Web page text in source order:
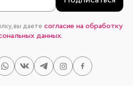
вы даете согласие на обработку
данных.